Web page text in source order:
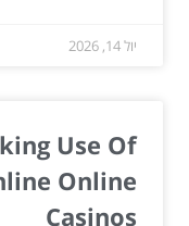
יול 14, 2026
Use Of
Online
Casinos